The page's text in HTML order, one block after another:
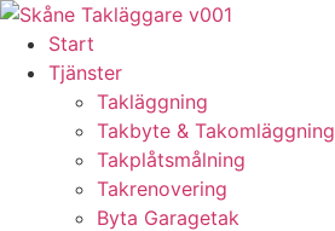
Skip
content
Start
Tjänster
Takläggning
Takbyte & Takomläggning
Takplåtsmålning
Takrenovering
Byta Garagetak